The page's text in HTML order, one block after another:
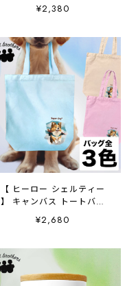
ッグ 犬 ペット うちの
子 プレゼント 母の日
¥2,380
【 ヒーロー シェルティー
】 キャンバス トートバッ
グ 犬 ペット うちの
子 プレゼント ギフト
¥2,680